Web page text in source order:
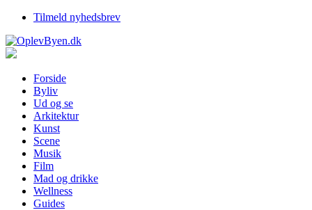
Tilmeld nyhedsbrev
Forside
Byliv
Ud og se
Arkitektur
Kunst
Scene
Musik
Film
Mad og drikke
Wellness
Guides